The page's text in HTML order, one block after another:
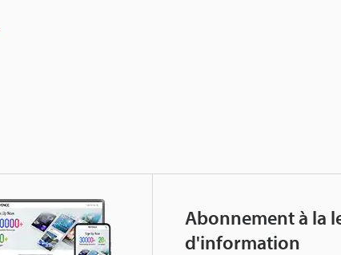
Abonnement à la
d'information